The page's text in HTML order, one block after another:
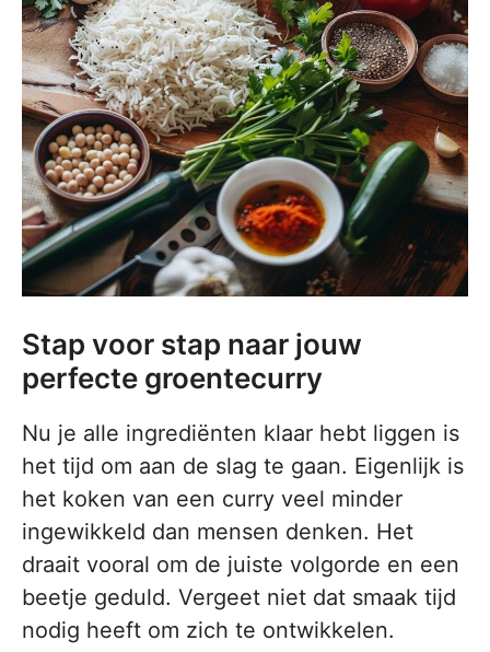
Stap voor stap naar jouw
perfecte groentecurry
Nu je alle ingrediënten klaar hebt liggen is
het tijd om aan de slag te gaan. Eigenlijk is
het koken van een curry veel minder
ingewikkeld dan mensen denken. Het
draait vooral om de juiste volgorde en een
beetje geduld. Vergeet niet dat smaak tijd
nodig heeft om zich te ontwikkelen.